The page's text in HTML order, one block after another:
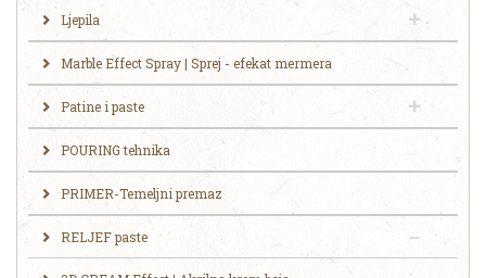
Ljepila
Marble Effect Spray | Sprej - efekat mermera
Patine i paste
POURING tehnika
PRIMER-Temeljni premaz
RELJEF paste